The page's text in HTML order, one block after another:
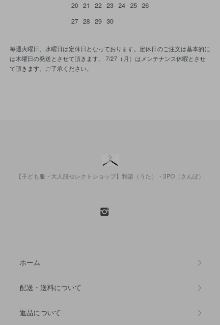
20 21 22 23 24 25 26
27 28 29 30
毎週火曜日、水曜日は定休日となっております。定休日のご注文は基本的に
は木曜日の発送とさせて頂きます。 7/27（月）はメンテナンス休暇とさせ
て頂きます。ご了承ください。
【子ども服・大人服セレクトショップ】雅楽（うた）・3PO（さんぽ）
ホーム
配送・送料について
返品について